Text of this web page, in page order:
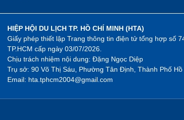
HIỆP HỘI DU LỊCH TP. HỒ CHÍ MINH (HTA)
Giấy phép thiết lập Trang thông tin điện tử tổng hợp số
TP.HCM cấp ngày 03/07/2026.
Chịu trách nhiệm nội dung: Đặng Ngọc Diệp
Trụ sở: 90 Võ Thị Sáu, Phường Tân Định, Thành Phố Hồ
Email: hta.tphcm2004@gmail.com